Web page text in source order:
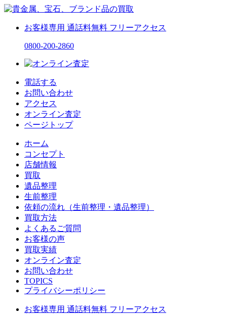
お客様専用 通話料無料 フリーアクセス
0800-200-2860
電話する
お問い合わせ
アクセス
オンライン査定
ページトップ
ホーム
コンセプト
店舗情報
買取
遺品整理
生前整理
依頼の流れ（生前整理・遺品整理）
買取方法
よくあるご質問
お客様の声
買取実績
オンライン査定
お問い合わせ
TOPICS
プライバシーポリシー
お客様専用 通話料無料 フリーアクセス